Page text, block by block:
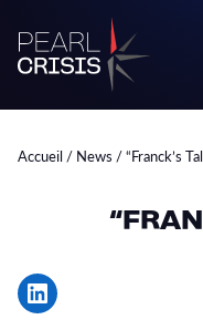
Accueil / News /“Franck’s
LinkedIn